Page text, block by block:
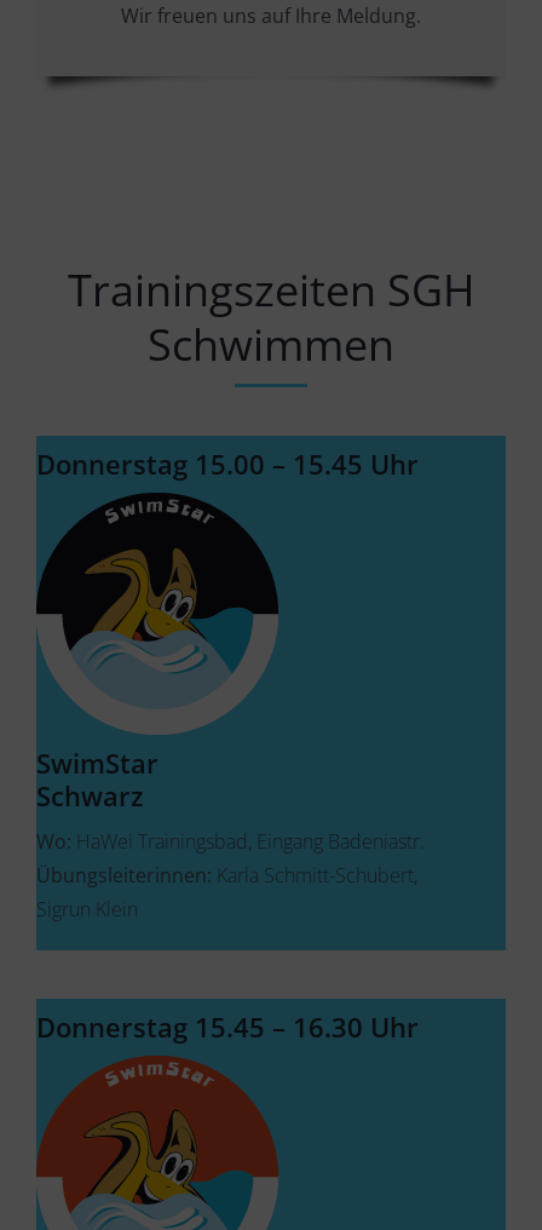
Wir freuen uns auf Ihre Meldung.
Trainingszeiten SGH
Schwimmen
Donnerstag 15.00 – 15.45 Uhr
SwimStar
Schwarz
Wo: HaWei Trainingsbad, Eingang Badeniastr.
Übungsleiterinnen: Karla Schmitt-Schubert,
Sigrun Klein
Donnerstag 15.45 – 16.30 Uhr